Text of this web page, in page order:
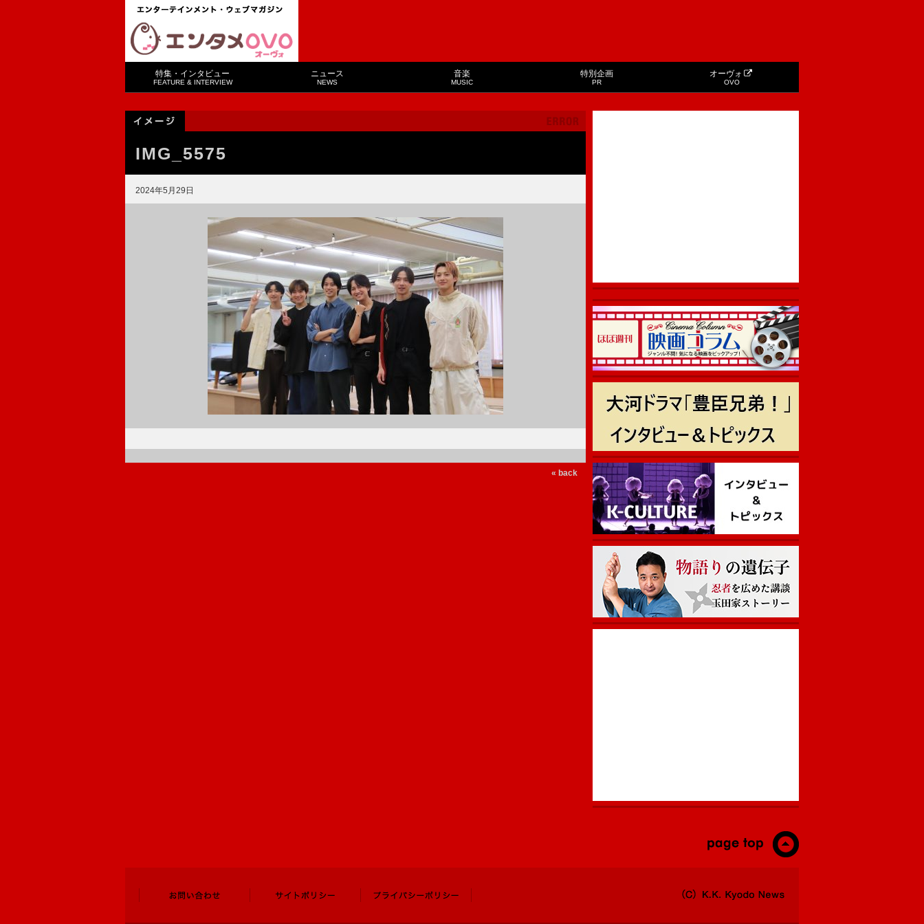
特集・インタビュー
FEATURE & INTERVIEW
ニュース
NEWS
音楽
MUSIC
特別企画
PR
オーヴォ
OVO
IMG_5575
2024年5月29日
« back